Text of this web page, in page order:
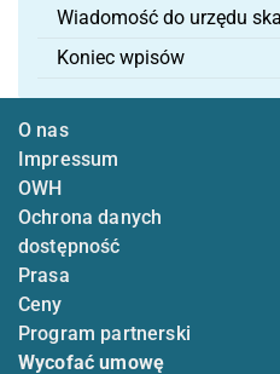
Wiadomość do urzędu
Koniec wpisów
O nas
Impressum
OWH
Ochrona danych
dostępność
Prasa
Ceny
Program partnerski
Wycofać umowę